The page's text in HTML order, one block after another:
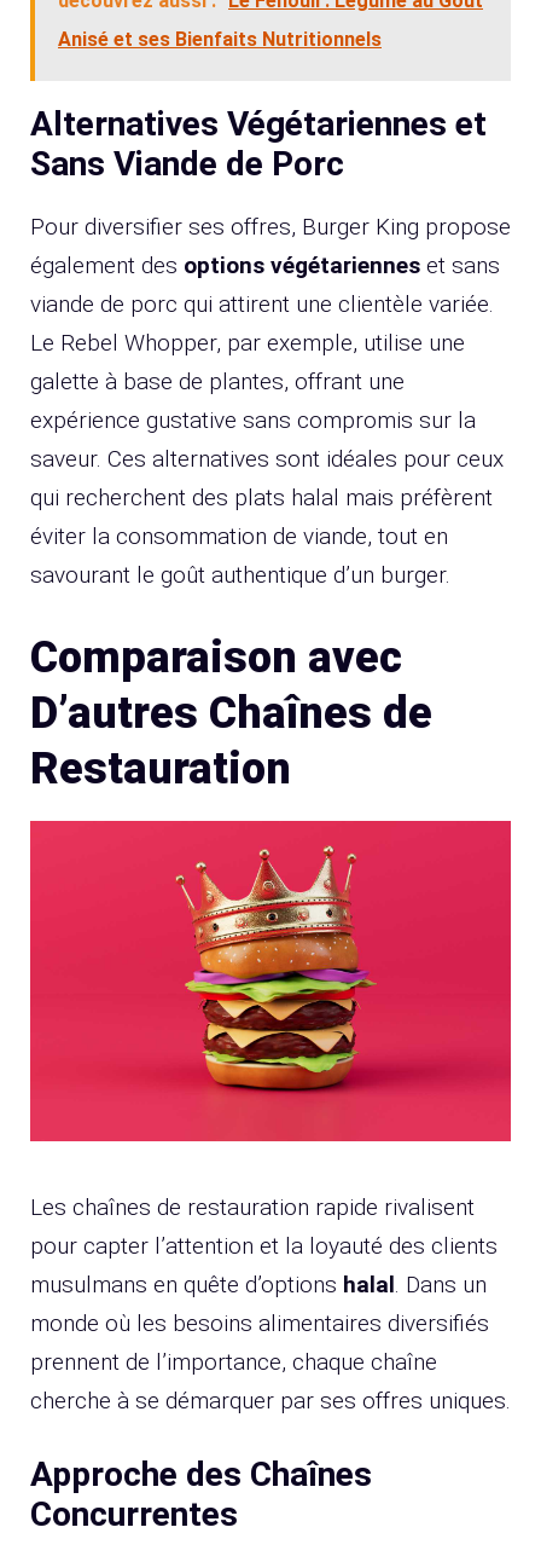
Anisé et ses Bienfaits Nutritionnels
Alternatives Végétariennes et
Sans Viande de Porc
Pour diversifier ses offres, Burger King propose
également des options végétariennes et sans
viande de porc qui attirent une clientèle variée.
Le Rebel Whopper, par exemple, utilise une
galette à base de plantes, offrant une
expérience gustative sans compromis sur la
saveur. Ces alternatives sont idéales pour ceux
qui recherchent des plats halal mais préfèrent
éviter la consommation de viande, tout en
savourant le goût authentique d’un burger.
Comparaison avec
D’autres Chaînes de
Restauration
Les chaînes de restauration rapide rivalisent
pour capter l’attention et la loyauté des clients
musulmans en quête d’options halal. Dans un
monde où les besoins alimentaires diversifiés
prennent de l’importance, chaque chaîne
cherche à se démarquer par ses offres uniques.
Approche des Chaînes
Concurrentes